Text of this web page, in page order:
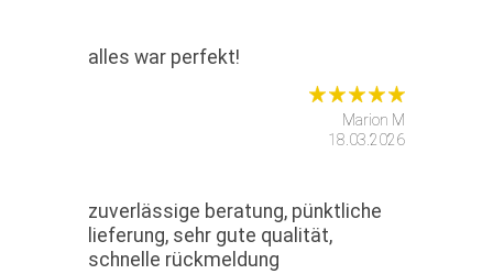
alles war perfekt!
Marion M
18.03.2026
zuverlässige beratung, pünktliche
lieferung, sehr gute qualität,
schnelle rückmeldung